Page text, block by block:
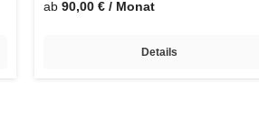
ab 90,00 € / Monat
Details